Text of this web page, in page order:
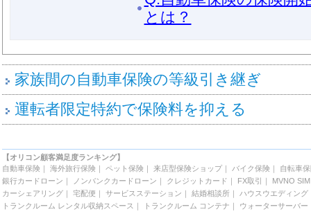
とは？
家族間の自動車保険の等級引き継ぎ
運転者限定特約で保険料を抑える
【オリコン顧客満足度ランキング】
自動車保険｜ 海外旅行保険｜ ペット保険｜ 来店型保険ショップ｜ バイク保険｜
自転車
銀行カードローン ｜ ノンバンクカードローン ｜ クレジットカード ｜ FX取引 ｜ MVNO SIM
カーシェアリング｜ 宅配便 ｜ サービスステーション ｜ 結婚相談所｜ ハウスウエディング
トランクルーム レンタル収納スペース ｜ トランクルーム コンテナ ｜ ウォーターサーバー